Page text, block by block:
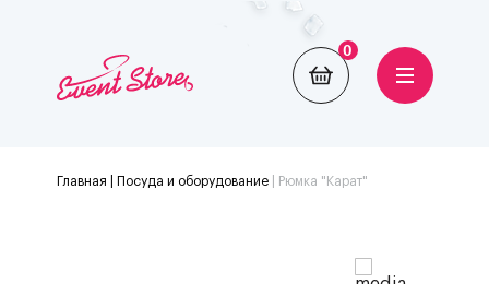
0
Главная | Посуда и оборудование| Рюмка "Карат"